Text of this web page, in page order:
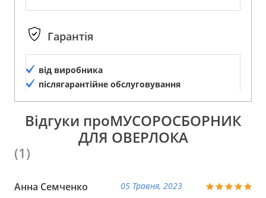
Гарантія
від виробника
післягарантійне обслуговування
Відгуки проМУСОРОСБОРНИК
ДЛЯ ОВЕРЛОКА
(1)
Анна Семченко
05 Травня, 2023